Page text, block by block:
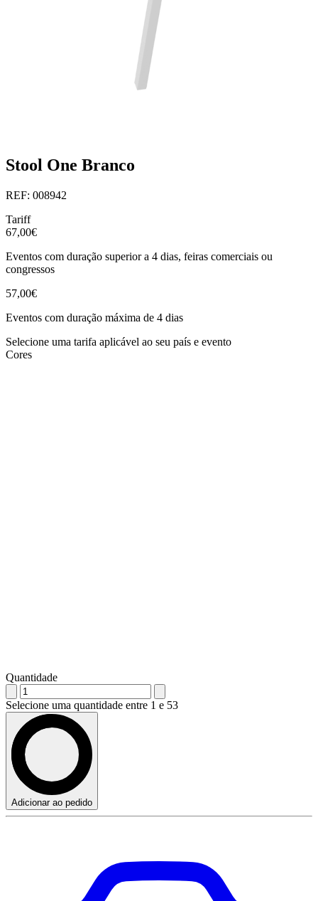
Stool One Branco
REF: 008942
Tariff
67,00€
Eventos com duração superior a 4 dias, feiras comerciais ou
congressos
57,00€
Eventos com duração máxima de 4 dias
Selecione uma tarifa aplicável ao seu país e evento
Cores
Quantidade
Selecione uma quantidade entre 1 e 53
Adicionar ao pedido